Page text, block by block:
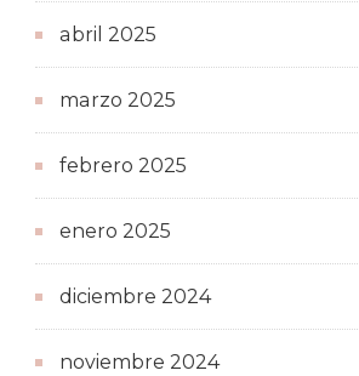
abril 2025
marzo 2025
febrero 2025
enero 2025
diciembre 2024
noviembre 2024